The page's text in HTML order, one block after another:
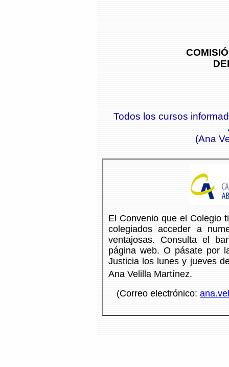
Todos los cursos
(Ana
El Convenio que el Colegio
colegiados acceder a
ventajosas. Consulta el
página web. O pásate por
Justicia los lunes y jueves
Ana Velilla Martínez.
(Correo electrónico: